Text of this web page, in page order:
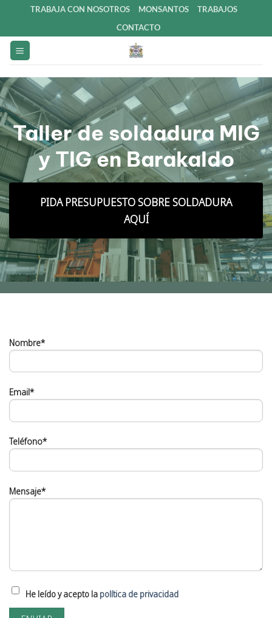
contenido
TRABAJA CON NOSOTROS MONSANTOS
TRABAJOS
CONTACTO
Taller de soldadura MIG
y TIG en Barakaldo
PIDA PRESUPUESTO SOBRE SOLDADURA
AQUÍ
Nombre*
Email*
Teléfono*
Mensaje*
He leído y acepto la política de privacidad